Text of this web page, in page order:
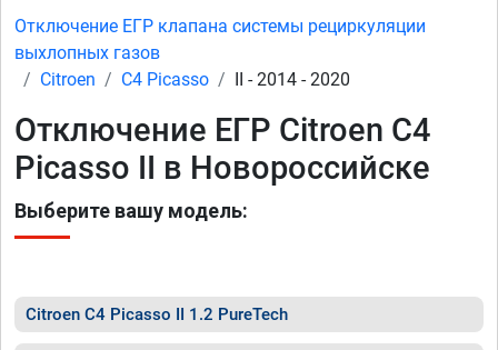
Отключение ЕГР клапана системы рециркуляции
выхлопных газов
Citroen
C4 Picasso II - 2014 - 2020
Отключение ЕГР Citroen C4
Picasso II в Новороссийске
Выберите вашу модель:
Citroen C4 Picasso II 1.2 PureTech